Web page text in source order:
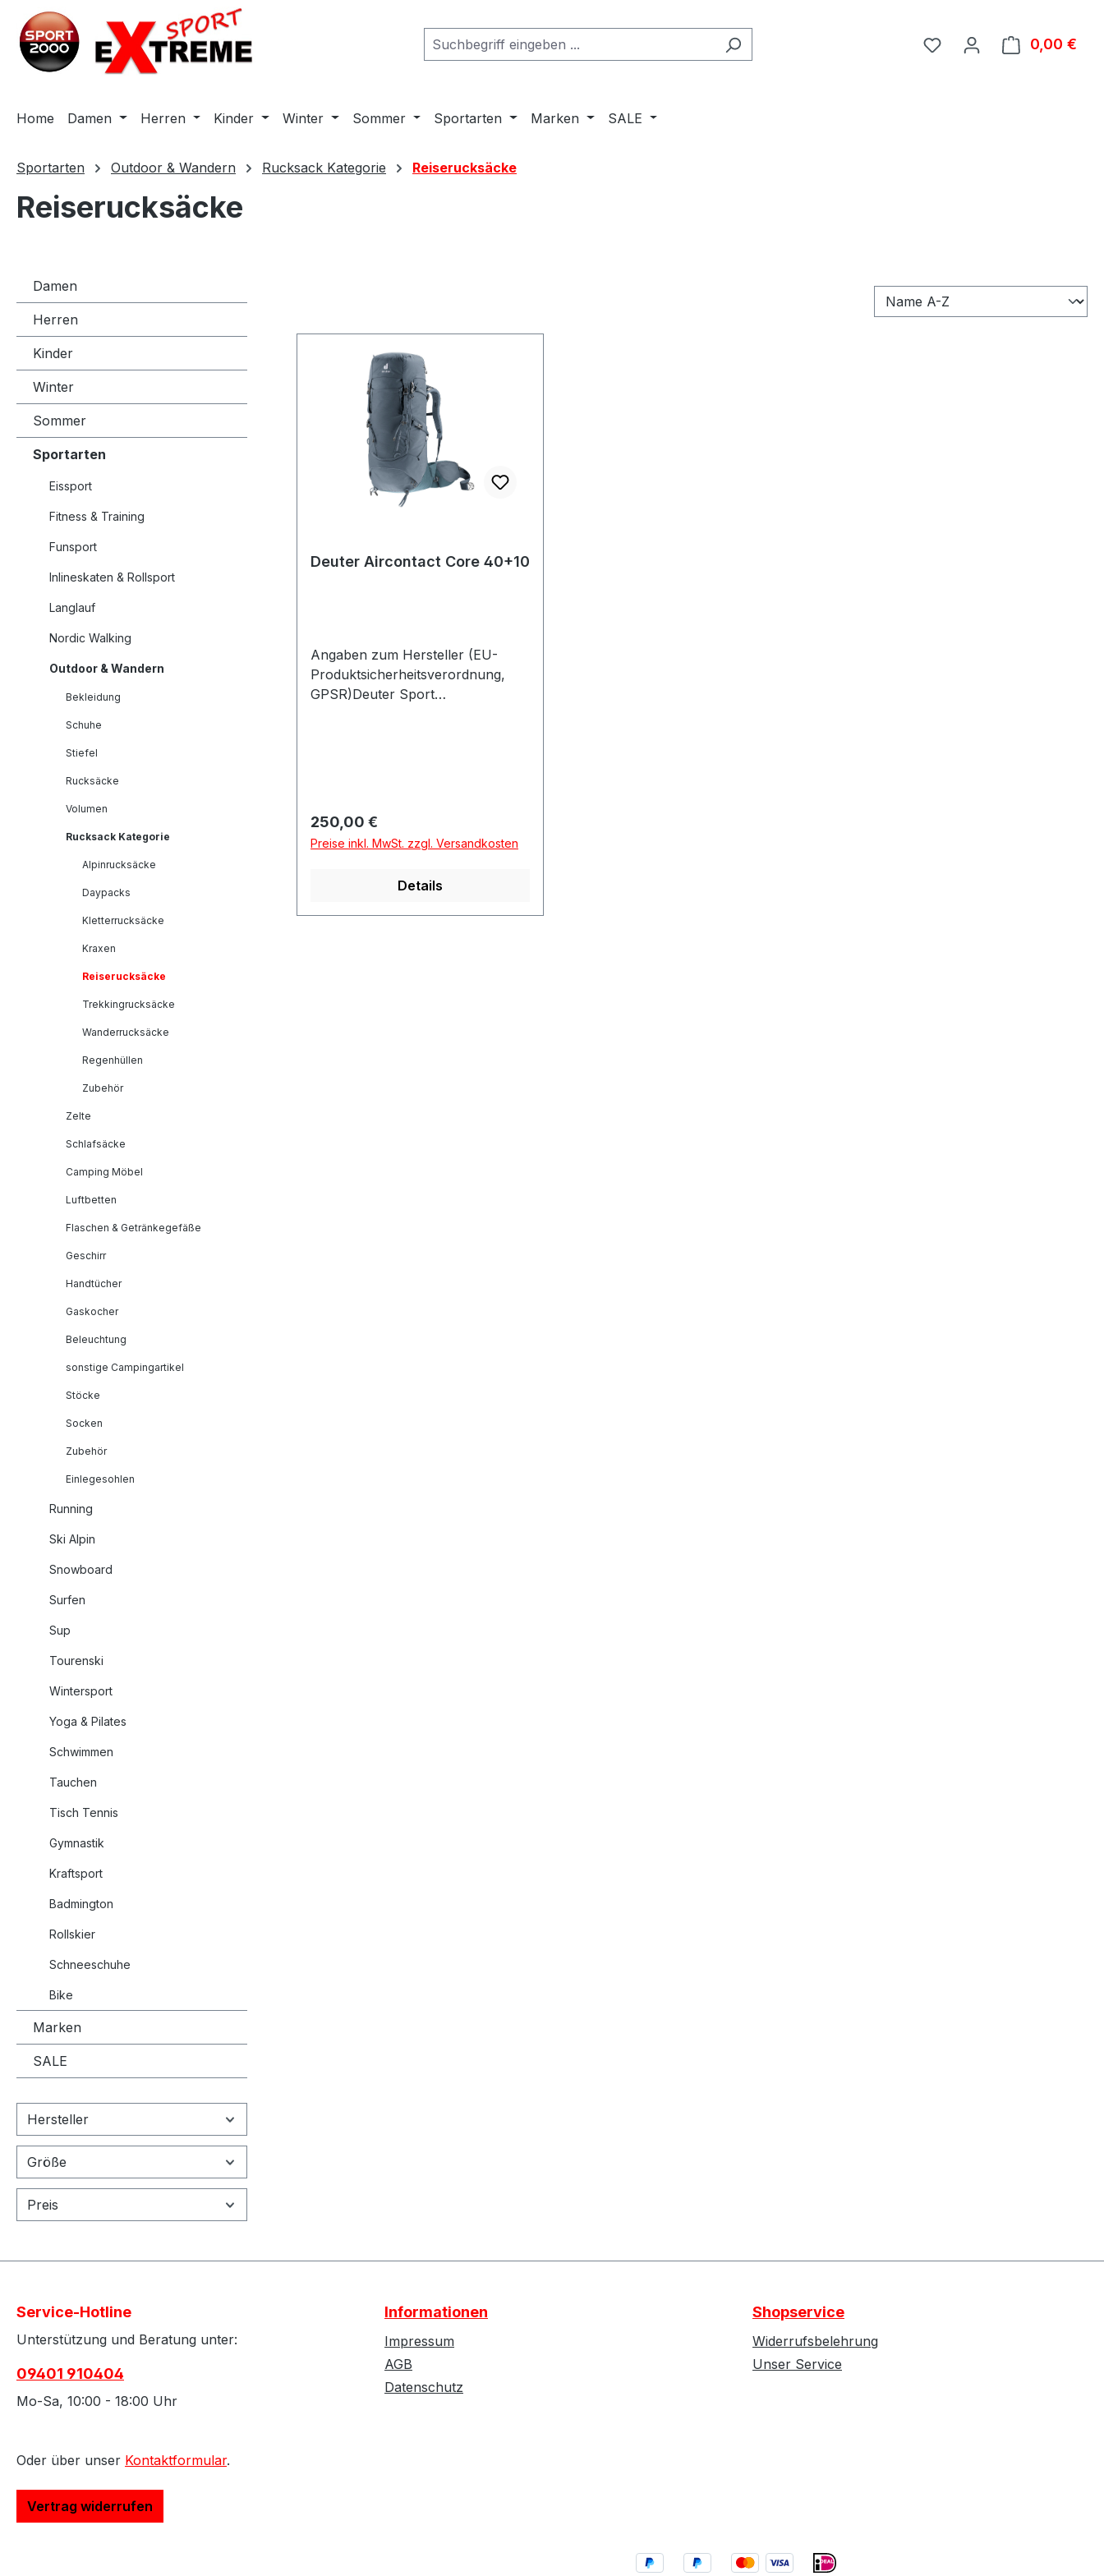
Hauptinhalt springen
Zur Suche springen
Zur Hauptnavigation springen
0,00 €
Home Damen Herren Kinder Winter Sommer Sportarten Marken SALE
Sportarten Outdoor & Wandern Rucksack Kategorie Reiserucksäcke
Reiserucksäcke
Damen
Herren
Kinder
Winter
Sommer
Sportarten
Eissport
Fitness & Training
Funsport
Inlineskaten & Rollsport
Langlauf
Nordic Walking
Outdoor & Wandern
Bekleidung
Schuhe
Stiefel
Rucksäcke
Volumen
Rucksack Kategorie
Alpinrucksäcke
Daypacks
Kletterrucksäcke
Kraxen
Reiserucksäcke
Trekkingrucksäcke
Wanderrucksäcke
Regenhüllen
Zubehör
Zelte
Schlafsäcke
Camping Möbel
Luftbetten
Flaschen & Getränkegefäße
Geschirr
Handtücher
Gaskocher
Beleuchtung
sonstige Campingartikel
Stöcke
Socken
Zubehör
Einlegesohlen
Running
Ski Alpin
Snowboard
Surfen
Sup
Tourenski
Wintersport
Yoga & Pilates
Schwimmen
Tauchen
Tisch Tennis
Gymnastik
Kraftsport
Badmington
Rollskier
Schneeschuhe
Bike
Marken
SALE
Hersteller
Größe
Preis
Deuter Aircontact Core 40+10
Angaben zum Hersteller (EU-
Produktsicherheitsverordnung,
GPSR)Deuter Sport
Regulärer Preis:
250,00 €
Preise inkl. MwSt. zzgl. Versandkosten
Details
Service-Hotline
Unterstützung und Beratung unter:
09401 910404
Mo-Sa, 10:00 - 18:00 Uhr
Oder über unser Kontaktformular.
Vertrag widerrufen
Informationen
Impressum
AGB
Datenschutz
Shopservice
Widerrufsbelehrung
Unser Service